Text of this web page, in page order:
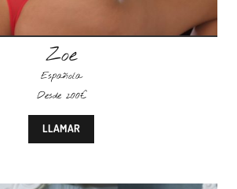
Zoe
Española
Desde 200€
LLAMAR